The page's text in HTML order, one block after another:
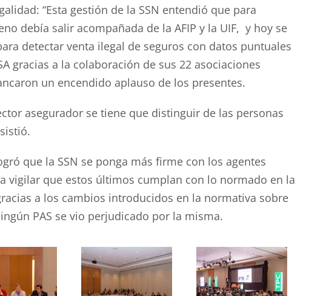
“Esta gestión de la SSN entendió que para
debía salir acompañada de la AFIP y la UIF, y hoy se
detectar venta ilegal de seguros con datos puntuales
gracias a la colaboración de sus 22 asociaciones
un encendido aplauso de los presentes.
asegurador se tiene que distinguir de las personas
que la SSN se ponga más firme con los agentes
vigilar que estos últimos cumplan con lo normado en la
a los cambios introducidos en la normativa sobre
PAS se vio perjudicado por la misma.